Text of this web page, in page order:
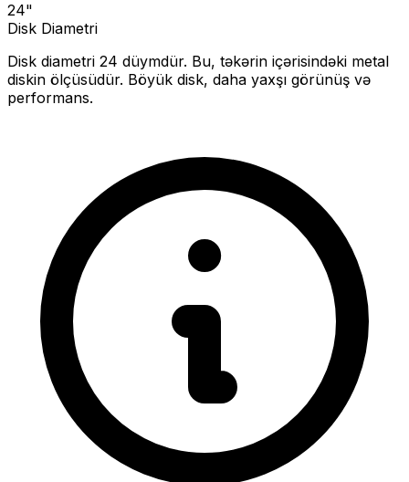
24"
Disk Diametri
Disk diametri 24 düymdür. Bu, təkərin içərisindəki metal
diskin ölçüsüdür. Böyük disk, daha yaxşı görünüş və
performans.